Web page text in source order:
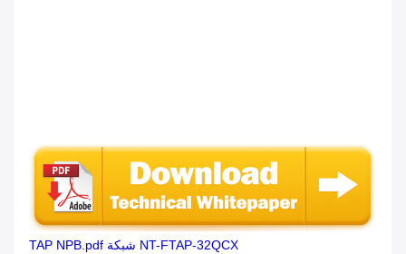
NT-FTAP-32QCX شبكة TAP NPB.pdf